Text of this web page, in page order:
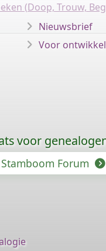
(Doop, Trouw,
Nieuwsbrief
Voor
voor
Forum